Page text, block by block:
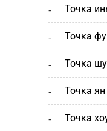
точка
точка
точка
точка
точка